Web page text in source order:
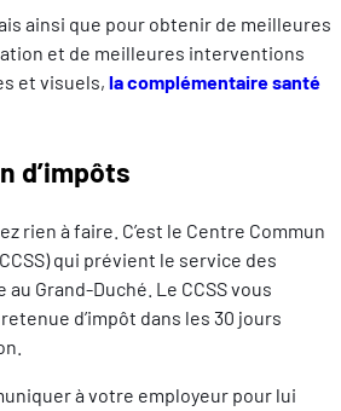
ainsi que pour obtenir de meilleures
et de meilleures interventions
et visuels, la complémentaire santé
d’impôts
rien à faire. C’est le Centre Commun
qui prévient le service des
Grand-Duché. Le CCSS vous
d’impôt dans les 30 jours
à votre employeur pour lui